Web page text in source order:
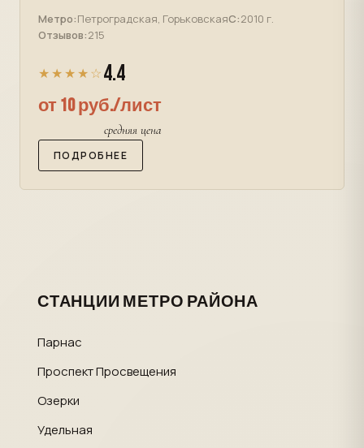
Метро:Петроградская, ГорьковскаяС:2010 г.
Отзывов:215
★★★★☆ 4.4
от 10 руб./лист
средняя цена
ПОДРОБНЕЕ
СТАНЦИИ МЕТРО РАЙОНА
Парнас
Проспект Просвещения
Озерки
Удельная